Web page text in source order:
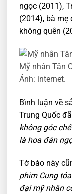
ngọc (2011),
(2014), bà
không quên
Mỹ nhân Tân
Ảnh: internet.
Bình luận về
Trung Quốc
không góc
là hoa đán
Tờ báo này
phim Cung
đại mỹ nhân